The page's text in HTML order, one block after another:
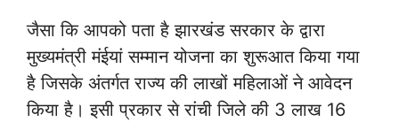
जैसा कि आपको पता है झारखंड सरकार के द्वारा
मुख्यमंत्री मंईयां सम्मान योजना का शुरूआत किया गया
है जिसके अंतर्गत राज्य की लाखों महिलाओं ने आवेदन
किया है। इसी प्रकार से रांची जिले की 3 लाख 16